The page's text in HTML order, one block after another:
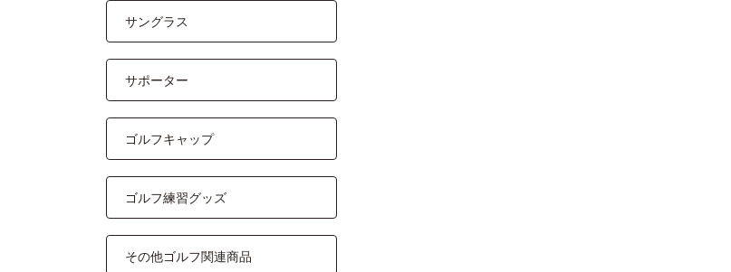
サングラス
サポーター
ゴルフキャップ
ゴルフ練習グッズ
その他ゴルフ関連商品